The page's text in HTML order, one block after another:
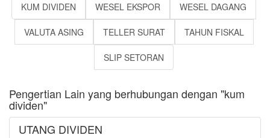
KUM DIVIDEN WESEL EKSPOR WESEL DAGANG
VALUTA ASING TELLER SURAT TAHUN FISKAL
SLIP SETORAN
Pengertian Lain yang berhubungan dengan "kum
dividen"
UTANG DIVIDEN